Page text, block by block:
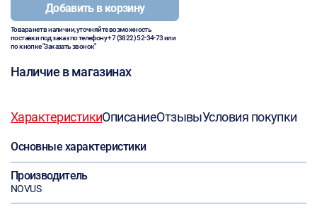
Добавить в корзину
Товара нет в наличии, уточняйте возможность
поставки под заказ по телефону+7 (3822) 52-34-73или
по кнопке "Заказать звонок"
Наличие в магазинах
ХарактеристикиОписаниеОтзывыУсловия покупки
Основные характеристики
Производитель
NOVUS